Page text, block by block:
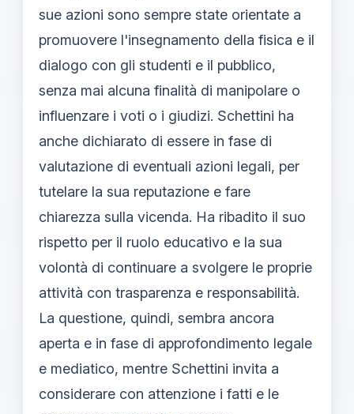
sue azioni sono sempre state orientate a
promuovere l'insegnamento della fisica e il
dialogo con gli studenti e il pubblico,
senza mai alcuna finalità di manipolare o
influenzare i voti o i giudizi. Schettini ha
anche dichiarato di essere in fase di
valutazione di eventuali azioni legali, per
tutelare la sua reputazione e fare
chiarezza sulla vicenda. Ha ribadito il suo
rispetto per il ruolo educativo e la sua
volontà di continuare a svolgere le proprie
attività con trasparenza e responsabilità.
La questione, quindi, sembra ancora
aperta e in fase di approfondimento legale
e mediatico, mentre Schettini invita a
considerare con attenzione i fatti e le